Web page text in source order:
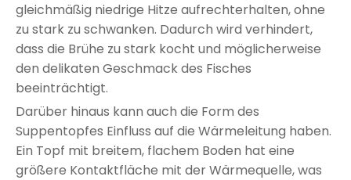
gleichmäßig niedrige Hitze aufrechterhalten, ohne
zu stark zu schwanken. Dadurch wird verhindert,
dass die Brühe zu stark kocht und möglicherweise
den delikaten Geschmack des Fisches
beeinträchtigt.
Darüber hinaus kann auch die Form des
Suppentopfes Einfluss auf die Wärmeleitung haben.
Ein Topf mit breitem, flachem Boden hat eine
größere Kontaktfläche mit der Wärmequelle, was